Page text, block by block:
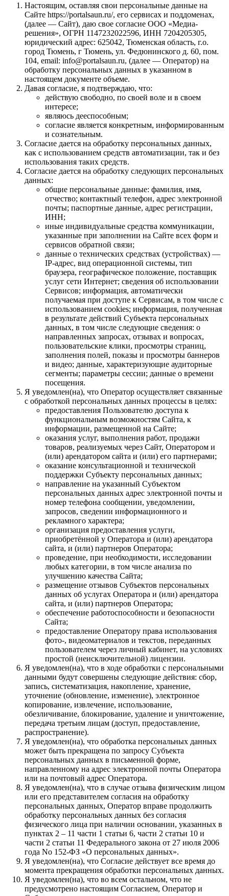
Настоящим, оставляя свои персональные данные на
Сайте https://portalsaun.ru/, его сервисах и поддоменах,
(далее — Сайт), даю свое согласие ООО «Медиа-
решения», ОГРН 1147232022596, ИНН 7204205305,
юридический адрес: 625042, Тюменская область, г.о.
город Тюмень, г Тюмень, ул. Федюнинского д. 60, пом.
104, email: info@portalsaun.ru, (далее — Оператор) на
обработку персональных данных в указанном в
настоящем документе объеме.
Давая согласие, я подтверждаю, что:
действую свободно, по своей воле и в своем
интересе;
являюсь дееспособным;
согласие является конкретным, информированным
и сознательным.
Согласие дается на обработку персональных данных,
как с использованием средств автоматизации, так и без
использования таких средств.
Согласие дается на обработку следующих персональных
данных:
общие персональные данные: фамилия, имя,
отчество; контактный телефон, адрес электронной
почты; паспортные данные, адрес регистрации,
ИНН;
иные индивидуальные средства коммуникации,
указанные при заполнении на Сайте всех форм и
сервисов обратной связи;
данные о технических средствах (устройствах) —
IP-адрес, вид операционной системы, тип
браузера, географическое положение, поставщик
услуг сети Интернет; сведения об использовании
Сервисов; информация, автоматически
получаемая при доступе к Сервисам, в том числе с
использованием cookies; информация, полученная
в результате действий Субъекта персональных
данных, в том числе следующие сведения: о
направленных запросах, отзывах и вопросах,
пользовательские клики, просмотры страниц,
заполнения полей, показы и просмотры баннеров
и видео; данные, характеризующие аудиторные
сегменты; параметры сессии; данные о времени
посещения.
Я уведомлен(на), что Оператор осуществляет связанные
с обработкой персональных данных процессы в целях:
предоставления Пользователю доступа к
функциональным возможностям Сайта, к
информации, размещенной на Сайте;
оказания услуг, выполнения работ, продажи
товаров, реализуемых через Сайт, Оператором и
(или) арендатором сайта и (или) его партнерами;
оказание консультационной и технической
поддержки Субъекту персональных данных;
направление на указанный Субъектом
персональных данных адрес электронной почты и
номер телефона сообщении, уведомлении,
запросов, сведении информационного и
рекламного характера;
организация предоставления услуги,
приобретённой у Оператора и (или) арендатора
сайта, и (или) партнеров Оператора;
проведение, при необходимости, исследовании
любых категории, в том числе анализа по
улучшению качества Сайта;
размещение отзывов Субъектов персональных
данных об услугах Оператора и (или) арендатора
сайта, и (или) партнеров Оператора;
обеспечение работоспособности и безопасности
Сайта;
предоставление Оператору права использования
фото-, видеоматериалов и текстов, переданных
пользователем через личный кабинет, на условиях
простой (неисключительной) лицензии.
Я уведомлен(на), что в ходе обработки с персональными
данными будут совершены следующие действия: сбор,
запись, систематизация, накопление, хранение,
уточнение (обновление, изменение), электронное
копирование, извлечение, использование,
обезличивание, блокирование, удаление и уничтожение,
передача третьим лицам (доступ, предоставление,
распространение).
Я уведомлен(на), что обработка персональных данных
может быть прекращена по запросу Субъекта
персональных данных в письменной форме,
направленному на адрес электронной почты Оператора
или на почтовый адрес Оператора.
Я уведомлен(на), что в случае отзыва физическим лицом
или его представителем согласия на обработку
персональных данных, Оператор вправе продолжить
обработку персональных данных без согласия
физического лица при наличии основании, указанных в
пунктах 2 – 11 части 1 статьи 6, части 2 статьи 10 и
части 2 статьи 11 Федерального закона от 27 июля 2006
года No 152-ФЗ «О персональных данных».
Я уведомлен(на), что Согласие действует все время до
момента прекращения обработки персональных данных.
Я уведомлен(на), что во всем остальном, что не
предусмотрено настоящим Согласием, Оператор и